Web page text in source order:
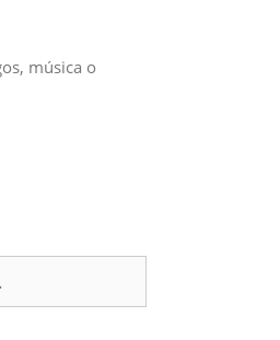
música o